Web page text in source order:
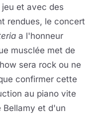
et avec des
rendues, le concert
a l'honneur
musclée met de
sera rock ou ne
confirmer cette
au piano vite
Bellamy et d'un